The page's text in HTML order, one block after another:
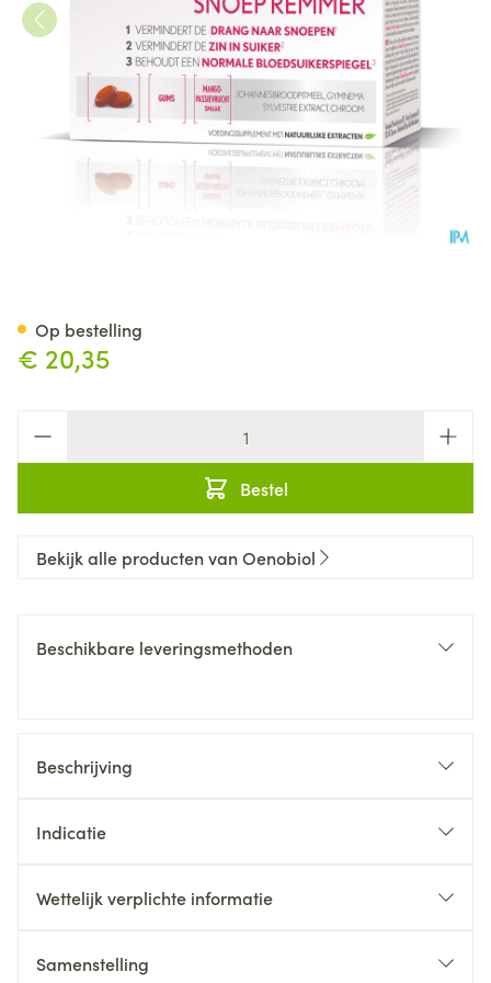
€ 20,35
Bestel
Op bestelling
Bekijk alle producten van Oenobiol
Beschikbare leveringsmethoden
Beschrijving
Indicatie
Wettelijk verplichte informatie
Samenstelling